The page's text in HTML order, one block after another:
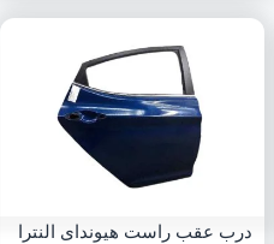
درب عقب راست هیوندای النترا